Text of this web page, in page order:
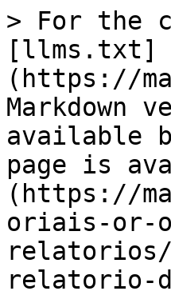
> For the
[llms.txt]
(https://
Markdown
available
page is
(https://
oriais-or-
relatorio-